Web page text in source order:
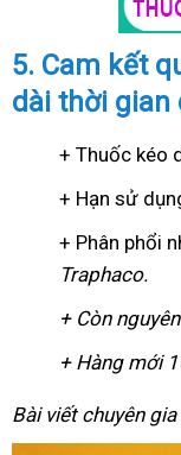
5. Cam kết
dài thời gian
+ Thuốc kéo
+ Hạn sử
+ Phân phổi
Traphaco.
+ Còn
+ Hàng mới
Bài viết chuyên